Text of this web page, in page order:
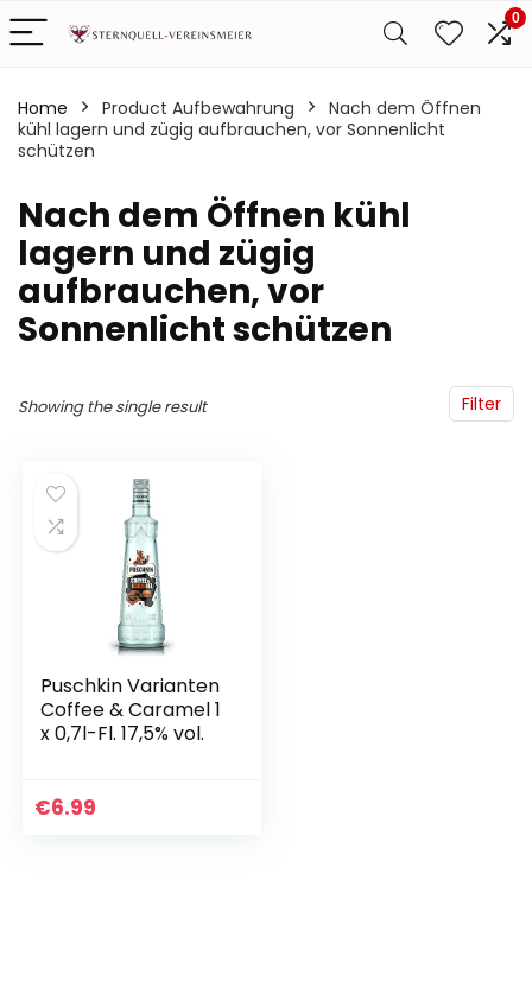
0
Home Product Aufbewahrung
‎Nach dem Öffnen
kühl lagern und zügig aufbrauchen, vor Sonnenlicht
schützen
‎Nach dem Öffnen kühl
lagern und zügig
aufbrauchen, vor
Sonnenlicht schützen
Filter
Showing the single result
Puschkin Varianten
Coffee & Caramel 1
x 0,7l-Fl. 17,5% vol.
€6.99